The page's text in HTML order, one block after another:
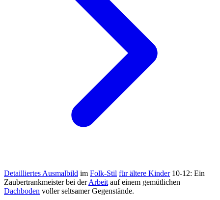
Detailliertes Ausmalbild im Folk-Stil für ältere Kinder10-12: Ein
Zaubertrankmeister bei derArbeit auf einem gemütlichen
Dachboden voller seltsamer Gegenstände.